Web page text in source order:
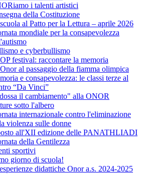
i talenti artistici
della Costituzione
al Patto per la Lettura – aprile 2026
mondiale per la consapevolezza
e cyberbullismo
festival: raccontare la memoria
al passaggio della fiamma olimpica
e consapevolezza: le classi terze al
“Da Vinci”
il cambiamento" alla ONOR
sotto l'albero
internazionale contro l'eliminazione
violenza sulle donne
all'XII edizione delle PANATHLIADI
della Gentilezza
sportivi
giorno di scuola!
didattiche Onor a.s. 2024-2025